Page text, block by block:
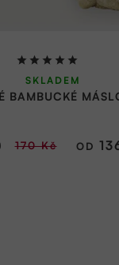
BAMBUCKÉ
Průměrné
hodnocení
produktu
SKLADEM
OD
170 Kč